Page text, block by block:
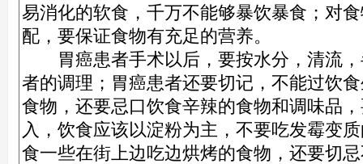
易消化的软食，千万不能够暴饮暴食；对
配，要保证食物有充足的营养。
胃癌患者手术以后，要按水分，清流，
者的调理；胃癌患者还要切记，不能过饮
食物，还要忌口饮食辛辣的食物和调味品
入，饮食应该以淀粉为主，不要吃发霉变
食一些在街上边吃边烘烤的食物，还要切